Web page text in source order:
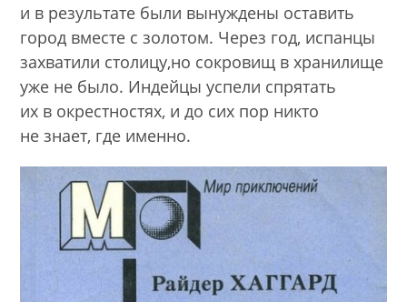
и в результате были вынуждены оставить
город вместе с золотом. Через год, испанцы
захватили столицу,но сокровищ в хранилище
уже не было. Индейцы успели спрятать
их в окрестностях, и до сих пор никто
не знает, где именно.